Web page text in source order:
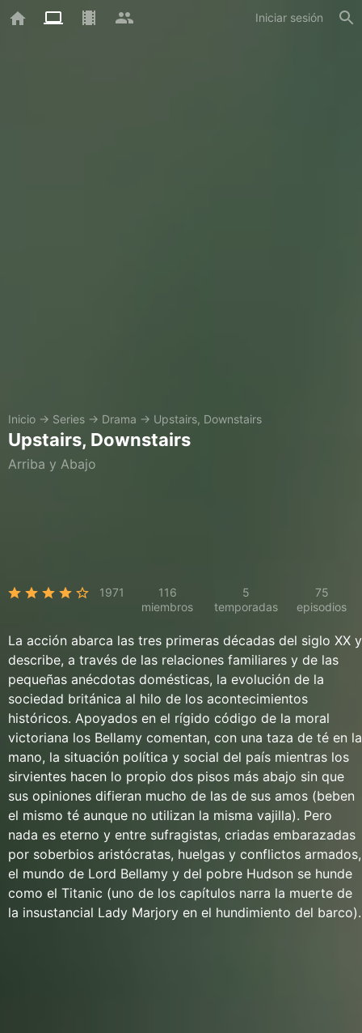
Iniciar sesión
Inicio → Series → Drama → Upstairs, Downstairs
Upstairs, Downstairs
Arriba y Abajo
1971
116
miembros
5
temporadas
75
episodios
La acción abarca las tres primeras décadas del siglo XX y
describe, a través de las relaciones familiares y de las
pequeñas anécdotas domésticas, la evolución de la
sociedad británica al hilo de los acontecimientos
históricos. Apoyados en el rígido código de la moral
victoriana los Bellamy comentan, con una taza de té en la
mano, la situación política y social del país mientras los
sirvientes hacen lo propio dos pisos más abajo sin que
sus opiniones difieran mucho de las de sus amos (beben
el mismo té aunque no utilizan la misma vajilla). Pero
nada es eterno y entre sufragistas, criadas embarazadas
por soberbios aristócratas, huelgas y conflictos armados,
el mundo de Lord Bellamy y del pobre Hudson se hunde
como el Titanic (uno de los capítulos narra la muerte de
la insustancial Lady Marjory en el hundimiento del barco).